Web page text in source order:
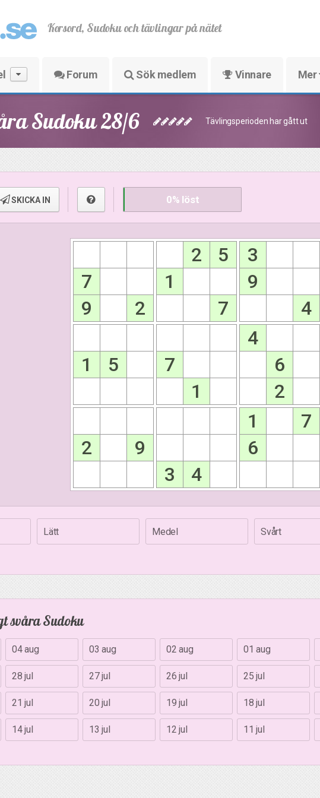
Korsord, Sudoku och tävlingar på nätet
Forum Sök medlem Vinnare Mer
Sudoku 28/6 Tävlingsperioden har gått ut
SKICKA IN 0% löst
2 5
3
7
1
9
9
2 7
4
4
1
5 7
6
1
2
1
7
2
9
6
3
4
Lätt Medel Svårt
svåra Sudoku
04 aug 03 aug 02 aug 01 aug
28 jul 27 jul 26 jul 25 jul
21 jul 20 jul 19 jul 18 jul
14 jul 13 jul 12 jul 11 jul